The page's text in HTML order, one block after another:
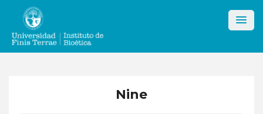
content
Nine